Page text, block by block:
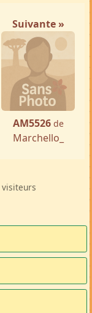
Suivante »
AM5526 de
Marchello_
visiteurs